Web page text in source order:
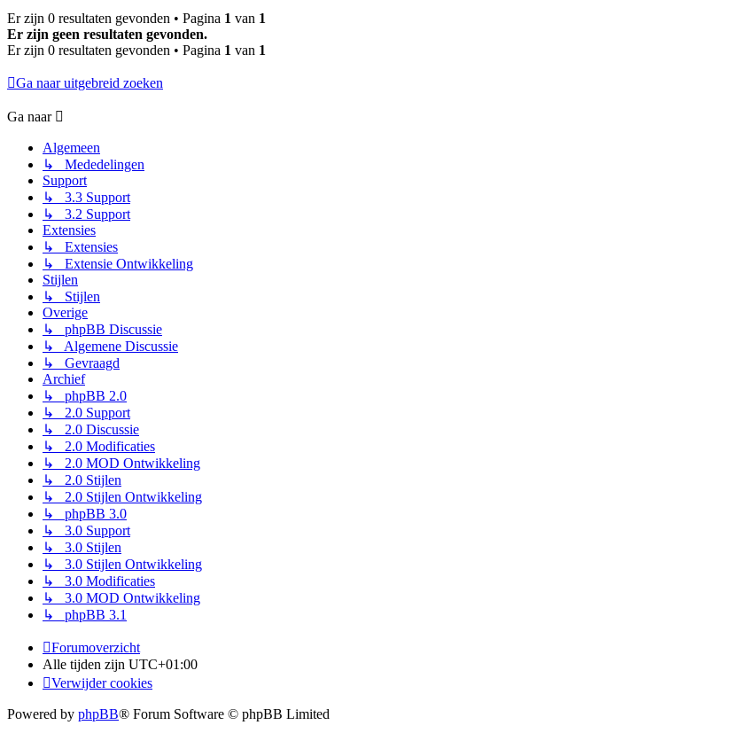
Er zijn 0 resultaten gevonden • Pagina 1 van 1
Er zijn geen resultaten gevonden.
Er zijn 0 resultaten gevonden • Pagina 1 van 1
Ga naar uitgebreid zoeken
Ga naar
Algemeen
↳ Mededelingen
Support
↳ 3.3 Support
↳ 3.2 Support
Extensies
↳ Extensies
↳ Extensie Ontwikkeling
Stijlen
↳ Stijlen
Overige
↳ phpBB Discussie
↳ Algemene Discussie
↳ Gevraagd
Archief
↳ phpBB 2.0
↳ 2.0 Support
↳ 2.0 Discussie
↳ 2.0 Modificaties
↳ 2.0 MOD Ontwikkeling
↳ 2.0 Stijlen
↳ 2.0 Stijlen Ontwikkeling
↳ phpBB 3.0
↳ 3.0 Support
↳ 3.0 Stijlen
↳ 3.0 Stijlen Ontwikkeling
↳ 3.0 Modificaties
↳ 3.0 MOD Ontwikkeling
↳ phpBB 3.1
Forumoverzicht
Alle tijden zijn UTC+01:00
Verwijder cookies
Powered by phpBB® Forum Software © phpBB Limited